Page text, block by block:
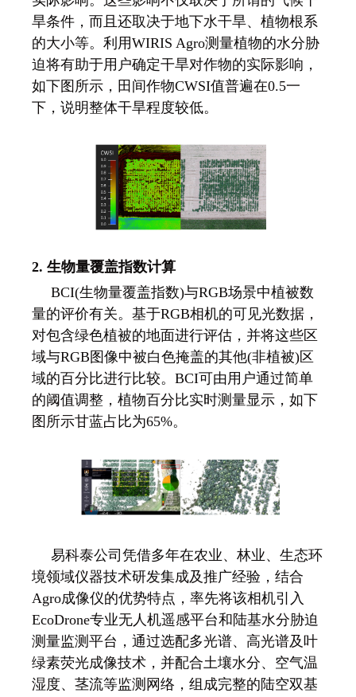
旱条件，而且还取决于地下水干旱、植物根系
的大小等。利用WIRIS Agro测量植物的水分胁
迫将有助于用户确定干旱对作物的实际影响，
如下图所示，田间作物CWSI值普遍在0.5一
下，说明整体干旱程度较低。
2. 生物量覆盖指数计算
BCI(生物量覆盖指数)与RGB场景中植被数
量的评价有关。基于RGB相机的可见光数据，
对包含绿色植被的地面进行评估，并将这些区
域与RGB图像中被白色掩盖的其他(非植被)区
域的百分比进行比较。BCI可由用户通过简单
的阈值调整，植物百分比实时测量显示，如下
图所示甘蓝占比为65%。
易科泰公司凭借多年在农业、林业、生态环
境领域仪器技术研发集成及推广经验，结合
Agro成像仪的优势特点，率先将该相机引入
EcoDrone专业无人机遥感平台和陆基水分胁迫
测量监测平台，通过选配多光谱、高光谱及叶
绿素荧光成像技术，并配合土壤水分、空气温
湿度、茎流等监测网络，组成完整的陆空双基